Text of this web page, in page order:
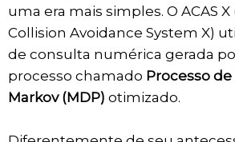
uma era mais simples. O ACAS
Collision Avoidance System X)
de consulta numérica gerada
processo chamado Processo
Markov (MDP) otimizado.